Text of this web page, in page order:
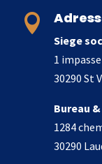

Siege
1
30290 St
Bureau
1284
30290